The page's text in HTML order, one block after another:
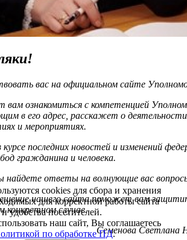
вас на официальном сайте
ознакомиться с компетенцией
в его адрес, расскажет о
и мероприятиях.
последних новостей и изменений
гражданина и человека.
найдете ответы на волнующие вас
нашего сайта поможет вам
случае.
Семенова Светлана
cookies для сбора и хранения
для корректной работы сайта
и удобства посетителей.
наш сайт, Вы соглашаетесь
по обработке ПД.